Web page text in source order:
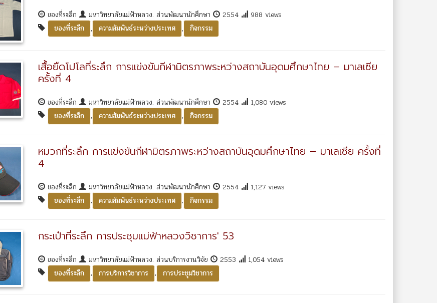
ของที่ระลึก มหาวิทยาลัยแม่ฟ้าหลวง. ส่วนพัฒนานักศึกษา 2554
988 views
ของที่ระลึก
, ความสัมพันธ์ระหว่างประเทศ , กิจกรรม
เสื้อยืดโปโลที่ระลึก การแข่งขันกีฬามิตรภาพระหว่างสถาบันอุดมศึกษาไทย – มาเลเซีย
ครั้งที่ 4
ของที่ระลึก มหาวิทยาลัยแม่ฟ้าหลวง. ส่วนพัฒนานักศึกษา 2554
1,080 views
ของที่ระลึก
, ความสัมพันธ์ระหว่างประเทศ , กิจกรรม
หมวกที่ระลึก การแข่งขันกีฬามิตรภาพระหว่างสถาบันอุดมศึกษาไทย – มาเลเซีย ครั้งที่
4
ของที่ระลึก มหาวิทยาลัยแม่ฟ้าหลวง. ส่วนพัฒนานักศึกษา 2554
1,127 views
ของที่ระลึก
, ความสัมพันธ์ระหว่างประเทศ , กิจกรรม
กระเป๋าที่ระลึก การประชุมแม่ฟ้าหลวงวิชาการ' 53
ของที่ระลึก มหาวิทยาลัยแม่ฟ้าหลวง. ส่วนบริการงานวิจัย 2553
1,054 views
ของที่ระลึก
, การบริการวิชาการ , การประชุมวิชาการ